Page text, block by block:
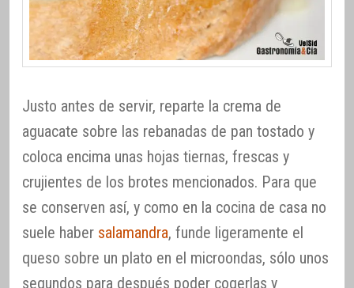
Justo antes de servir, reparte la crema de
aguacate sobre las rebanadas de pan tostado y
coloca encima unas hojas tiernas, frescas y
crujientes de los brotes mencionados. Para que
se conserven así, y como en la cocina de casa no
suele haber salamandra, funde ligeramente el
queso sobre un plato en el microondas, sólo unos
segundos para después poder cogerlas y